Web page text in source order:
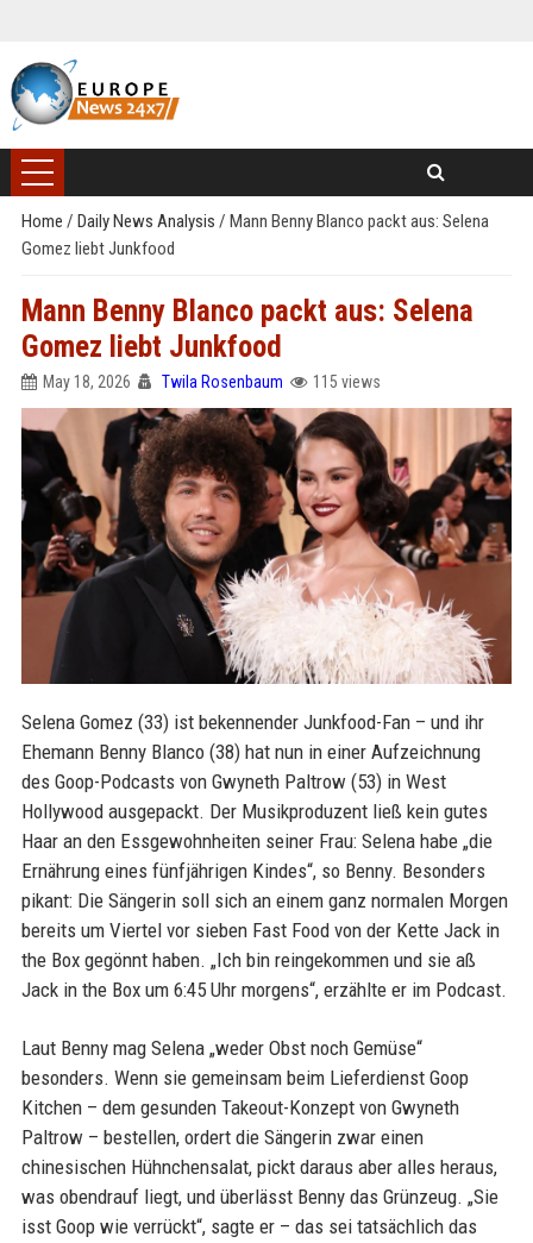
Home / Daily News Analysis / Mann Benny Blanco packt aus: Selena
Gomez liebt Junkfood
Mann Benny Blanco packt aus: Selena
Gomez liebt Junkfood
May 18, 2026 Twila Rosenbaum 115 views
Selena Gomez (33) ist bekennender Junkfood-Fan – und ihr
Ehemann Benny Blanco (38) hat nun in einer Aufzeichnung
des Goop-Podcasts von Gwyneth Paltrow (53) in West
Hollywood ausgepackt. Der Musikproduzent ließ kein gutes
Haar an den Essgewohnheiten seiner Frau: Selena habe „die
Ernährung eines fünfjährigen Kindes“, so Benny. Besonders
pikant: Die Sängerin soll sich an einem ganz normalen Morgen
bereits um Viertel vor sieben Fast Food von der Kette Jack in
the Box gegönnt haben. „Ich bin reingekommen und sie aß
Jack in the Box um 6:45 Uhr morgens“, erzählte er im Podcast.
Laut Benny mag Selena „weder Obst noch Gemüse“
besonders. Wenn sie gemeinsam beim Lieferdienst Goop
Kitchen – dem gesunden Takeout-Konzept von Gwyneth
Paltrow – bestellen, ordert die Sängerin zwar einen
chinesischen Hühnchensalat, pickt daraus aber alles heraus,
was obendrauf liegt, und überlässt Benny das Grünzeug. „Sie
isst Goop wie verrückt“, sagte er – das sei tatsächlich das